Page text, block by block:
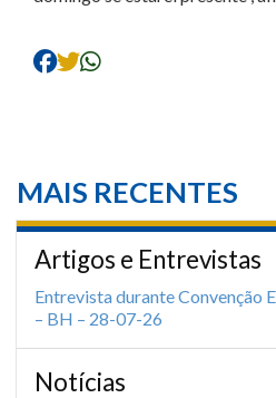
MAIS RECENTES
Artigos e Entrevistas
Entrevista durante Convenção
– BH – 28-07-26
Notícias